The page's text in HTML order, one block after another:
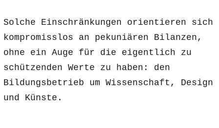
Solche Einschränkungen orientieren sich
kompromisslos an pekuniären Bilanzen,
ohne ein Auge für die eigentlich zu
schützenden Werte zu haben: den
Bildungsbetrieb um Wissenschaft, Design
und Künste.